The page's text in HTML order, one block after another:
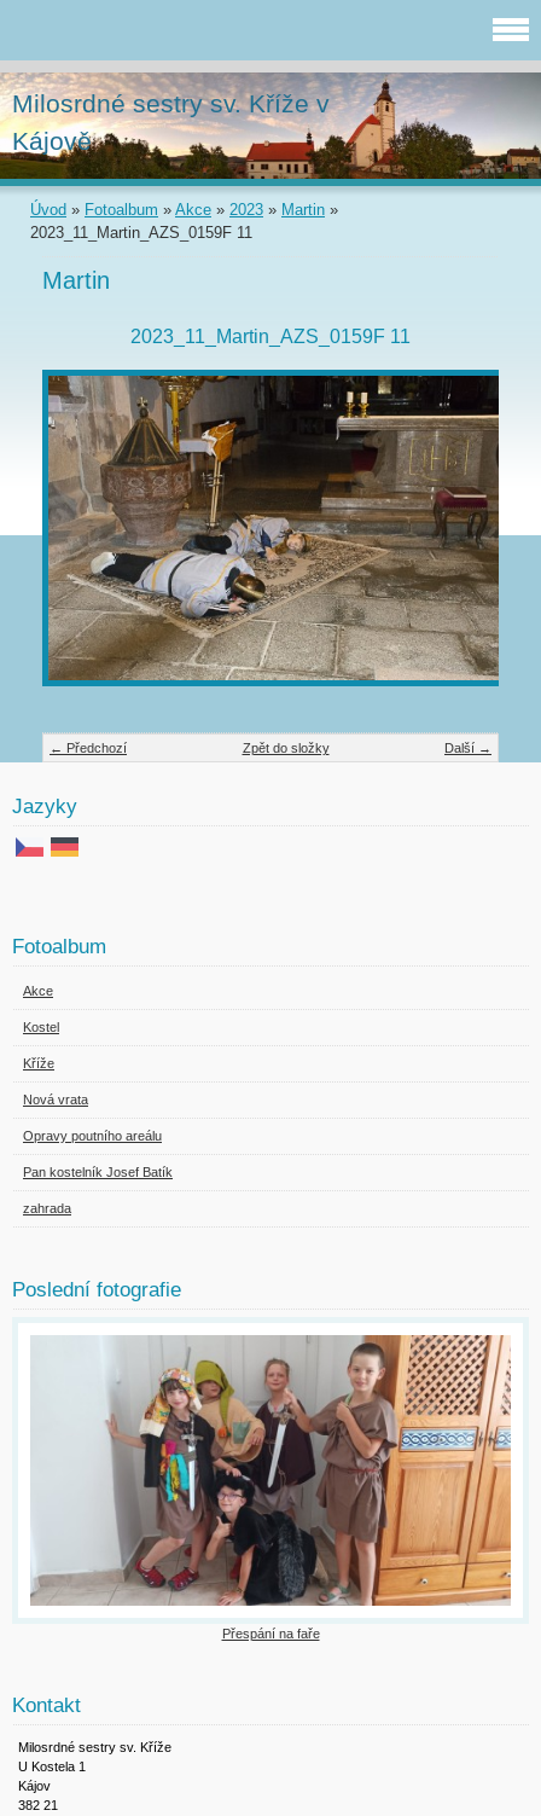
Milosrdné sestry sv. Kříže v
Kájově
Úvod » Fotoalbum » Akce » 2023 » Martin »
2023_11_Martin_AZS_0159F 11
Martin
2023_11_Martin_AZS_0159F 11
← Předchozí Další →
Zpět do složky
Jazyky
Fotoalbum
Akce
Kostel
Kříže
Nová vrata
Opravy poutního areálu
Pan kostelník Josef Batík
zahrada
Poslední fotografie
Přespání na faře
Kontakt
Milosrdné sestry sv. Kříže
U Kostela 1
Kájov
382 21